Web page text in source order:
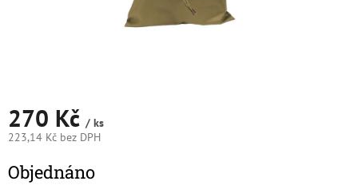
270 Kč / ks
223,14 Kč bez DPH
cena:
Objednáno